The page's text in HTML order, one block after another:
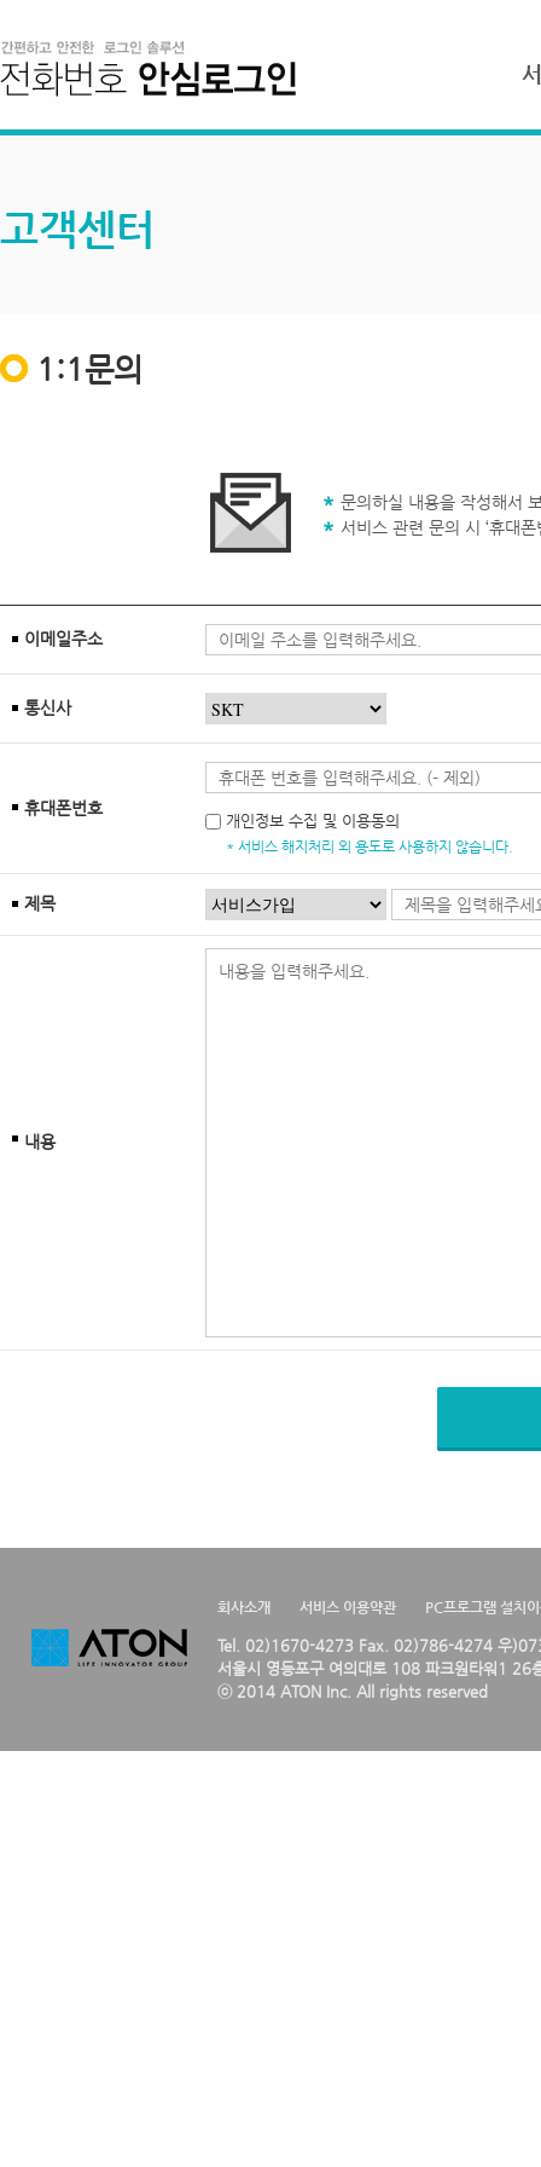
고객센터
1:1문의
문의하실 내용을 작성해서
서비스 관련 문의 시 ‘휴대
이메일주소
통신사
휴대폰번호
개인정보 수집 및 이용동의
* 서비스 해지처리 외 용도로 사용하지 않습니다.
제목
내용
회사소개 서비스 이용약관 PC프로그램 설치
Tel. 02)1670-4273 Fax. 02)786-4274 우
서울시 영등포구 여의대로 108 파크원타워1 26
ⓒ 2014 ATON Inc. All rights reserved